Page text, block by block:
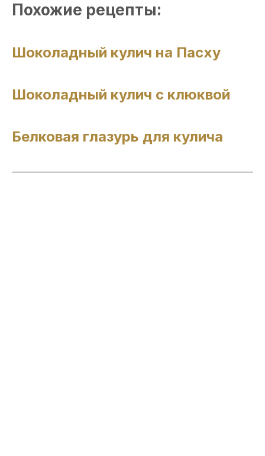
Похожие рецепты:
Шоколадный кулич на Пасху
Шоколадный кулич с клюквой
Белковая глазурь для кулича